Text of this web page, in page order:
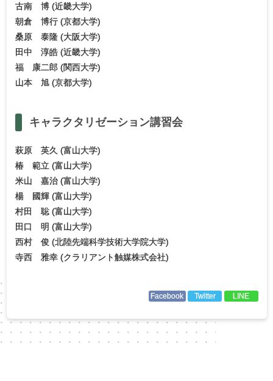
古南 博 (近畿大学)
朝倉 博行 (京都大学)
桑原 泰隆 (大阪大学)
田中 淳皓 (近畿大学)
福 康二郎 (関西大学)
山本 旭 (京都大学)
キャラクタリゼーション講習会
萩原 英久 (富山大学)
椿 範立 (富山大学)
米山 嘉治 (富山大学)
楊 國輝 (富山大学)
村田 聡 (富山大学)
田口 明 (富山大学)
西村 俊 (北陸先端科学技術大学院大学)
寺西 雅幸 (クラリアント触媒株式会社)
Facebook Twitter LINE